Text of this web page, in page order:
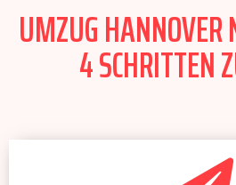
UMZUG
4 SCHRITTEN